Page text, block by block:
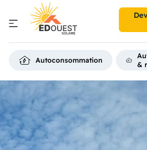
Autoconsommation
&